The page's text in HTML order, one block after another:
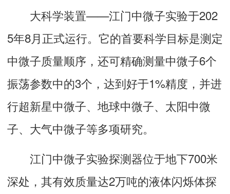
大科学装置——江门中微子实验于202
5年8月正式运行。它的首要科学目标是测定
中微子质量顺序，还可精确测量中微子6个
振荡参数中的3个，达到好于1%精度，并进
行超新星中微子、地球中微子、太阳中微
子、大气中微子等多项研究。
江门中微子实验探测器位于地下700米
深处，其有效质量达2万吨的液体闪烁体探